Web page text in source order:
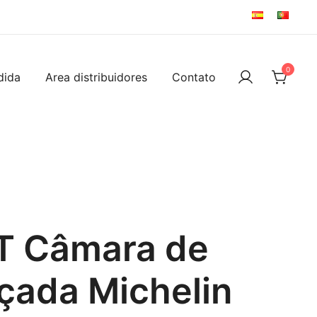
Area distribuidores Contato
0
Câmara de
Michelin